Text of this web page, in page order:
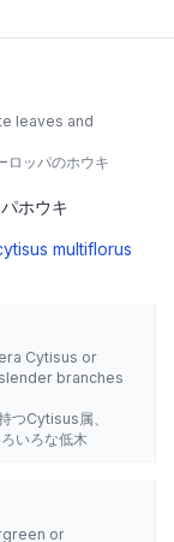
leaves and
ロッパのホウキ
ホウキ
multiflorus
Cytisus or
branches
つCytisus属、
いろな低木
or